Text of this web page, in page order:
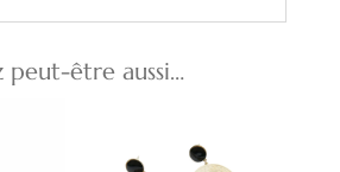
peut-être aussi…